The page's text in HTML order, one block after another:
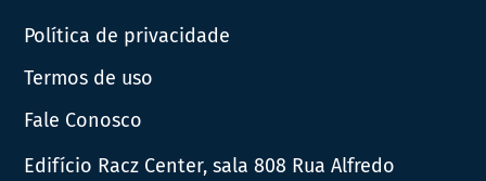
Política de privacidade
Termos de uso
Fale Conosco
Edifício Racz Center, sala 808 Rua Alfredo